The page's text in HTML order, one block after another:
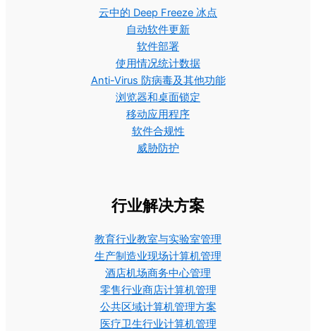
云中的 Deep Freeze 冰点
自动软件更新
软件部署
使用情况统计数据
Anti-Virus 防病毒及其他功能
浏览器和桌面锁定
移动应用程序
软件合规性
威胁防护
行业解决方案
教育行业教室与实验室管理
生产制造业现场计算机管理
酒店机场商务中心管理
零售行业商店计算机管理
公共区域计算机管理方案
医疗卫生行业计算机管理